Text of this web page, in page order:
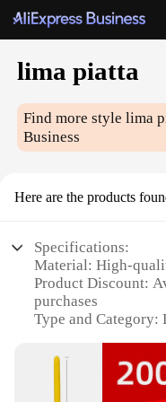
lima piatta
Find more stylelima
Business
Here are the products
Specifications:
Material: High-
Product Discount:
purchases
Type and
Design and Style:
comfortable
Usage and